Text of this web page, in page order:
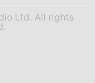
Ltd. All rights